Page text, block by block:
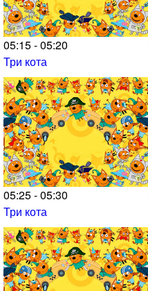
05:15 - 05:20
Три кота
05:25 - 05:30
Три кота